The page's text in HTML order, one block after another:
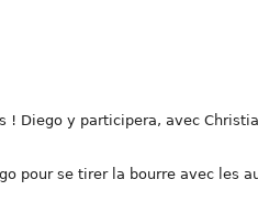
! Diego y participera, avec
pour se tirer la bourre avec les